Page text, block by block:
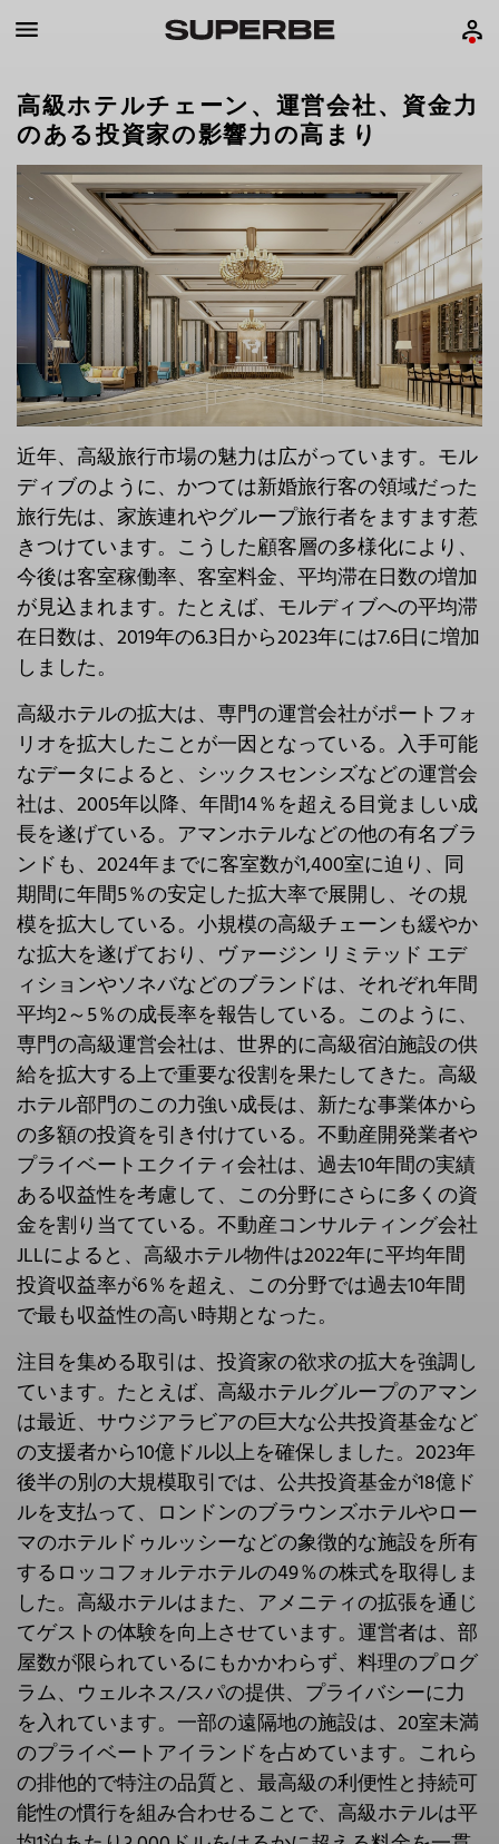
高級ホテルチェーン、運営会社、資金力
のある投資家の影響力の高まり
近年、高級旅行市場の魅力は広がっています。モル
ディブのように、かつては新婚旅行客の領域だった
旅行先は、家族連れやグループ旅行者をますます惹
きつけています。こうした顧客層の多様化により、
今後は客室稼働率、客室料金、平均滞在日数の増加
が見込まれます。たとえば、モルディブへの平均滞
在日数は、2019年の6.3日から2023年には7.6日に増加
しました。
高級ホテルの拡大は、専門の運営会社がポートフォ
リオを拡大したことが一因となっている。入手可能
なデータによると、シックスセンシズなどの運営会
社は、2005年以降、年間14％を超える目覚ましい成
長を遂げている。アマンホテルなどの他の有名ブラ
ンドも、2024年までに客室数が1,400室に迫り、同
期間に年間5％の安定した拡大率で展開し、その規
模を拡大している。小規模の高級チェーンも緩やか
な拡大を遂げており、ヴァージン リミテッド エデ
ィションやソネバなどのブランドは、それぞれ年間
平均2～5％の成長率を報告している。このように、
専門の高級運営会社は、世界的に高級宿泊施設の供
給を拡大する上で重要な役割を果たしてきた。高級
ホテル部門のこの力強い成長は、新たな事業体から
の多額の投資を引き付けている。不動産開発業者や
プライベートエクイティ会社は、過去10年間の実績
ある収益性を考慮して、この分野にさらに多くの資
金を割り当てている。不動産コンサルティング会社
JLLによると、高級ホテル物件は2022年に平均年間
投資収益率が6％を超え、この分野では過去10年間
で最も収益性の高い時期となった。
注目を集める取引は、投資家の欲求の拡大を強調し
ています。たとえば、高級ホテルグループのアマン
は最近、サウジアラビアの巨大な公共投資基金など
の支援者から10億ドル以上を確保しました。2023年
後半の別の大規模取引では、公共投資基金が18億ド
ルを支払って、ロンドンのブラウンズホテルやロー
マのホテルドゥルッシーなどの象徴的な施設を所有
するロッコフォルテホテルの49％の株式を取得しま
した。高級ホテルはまた、アメニティの拡張を通じ
てゲストの体験を向上させています。運営者は、部
屋数が限られているにもかかわらず、料理のプログ
ラム、ウェルネス/スパの提供、プライバシーに力
を入れています。一部の遠隔地の施設は、20室未満
のプライベートアイランドを占めています。これら
の排他的で特注の品質と、最高級の利便性と持続可
能性の慣行を組み合わせることで、高級ホテルは平